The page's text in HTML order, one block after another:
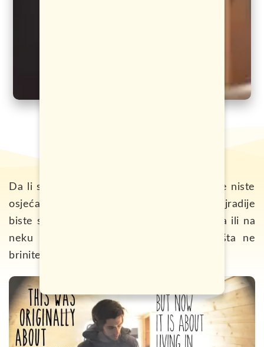
Da li ste se nekada našli u situaciji kada se niste
osjećali sretnim životom koji živite? Najradije
biste sve napustili i otišli na put oko svijeta ili na
neku plažu i brali kokose čitav dan? Ništa ne
brinite, niste jedini.